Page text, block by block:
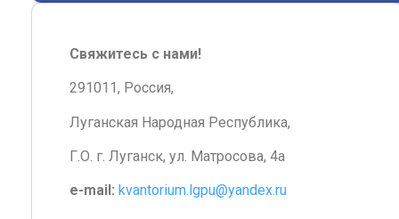
Свяжитесь с нами!
291011, Россия,
Луганская Народная Республика,
Г.О. г. Луганск, ул. Матросова, 4а
e-mail: kvantorium.lgpu@yandex.ru